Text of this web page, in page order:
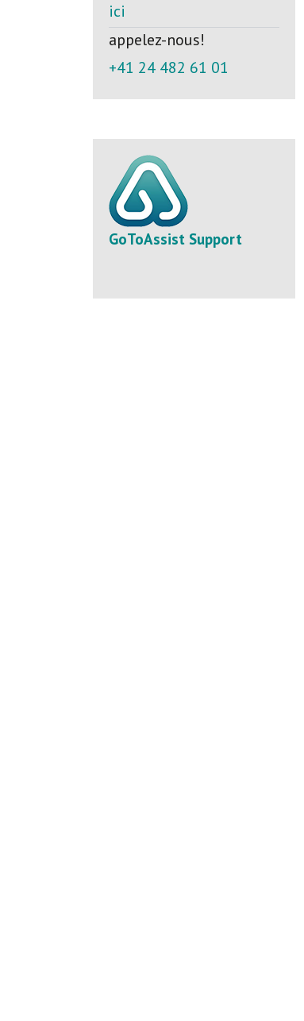
ici
appelez-nous!
+41 24 482 61 01
GoToAssist Support